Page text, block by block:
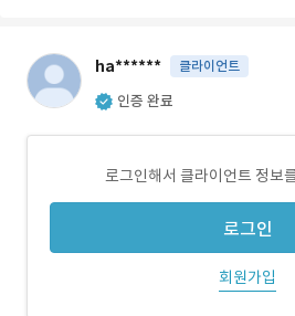
ha****** 클라이언트
인증 완료
로그인해서 클라이언트 정보
로그인
회원가입